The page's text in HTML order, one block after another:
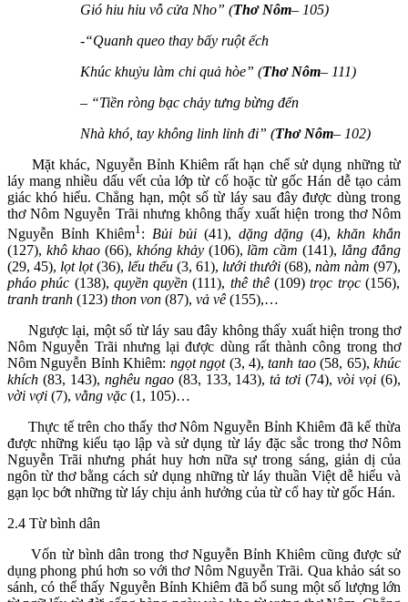
Gió hiu hiu vỗ cửa Nho” (Thơ Nôm– 105)
-“Quanh queo thay bấy ruột ếch
Khúc khuỷu làm chi quả hòe” (Thơ Nôm– 111)
– “Tiền ròng bạc chảy tưng bừng đến
Nhà khó, tay không linh lỉnh đi” (Thơ Nôm– 102)
Mặt khác, Nguyễn Bỉnh Khiêm rất hạn chế sử dụng những từ
láy mang nhiều dấu vết của lớp từ cổ hoặc từ gốc Hán dễ tạo cảm
giác khó hiểu. Chẳng hạn, một số từ láy sau đây được dùng trong
thơ Nôm Nguyễn Trãi nhưng không thấy xuất hiện trong thơ Nôm
Nguyễn Bỉnh Khiêm1 : Bủi bủi (41), dặng dặng (4),khăn khắn
(127), khô khao(66), khóng khảy(106), lầm cầm (141), lẳng đẳng
(29, 45), lọt lọt(36), lểu thểu (3, 61), lưới thưới (68), nàm nàm (97),
pháo phúc (138), quyền quyền (111), thê thê(109)trọc trọc(156),
tranh tranh (123) thon von (87), vả vê (155),…
Ngược lại, một số từ láy sau đây không thấy xuất hiện trong thơ
Nôm Nguyễn Trãi nhưng lại được dùng rất thành công trong thơ
Nôm Nguyễn Bỉnh Khiêm: ngọt ngọt(3, 4),tanh tao(58, 65), khúc
khích (83, 143), nghêu ngao(83, 133, 143), tả tơi (74),vòi vọi (6),
vời vợi (7), vằng vặc (1, 105)…
Thực tế trên cho thấy thơ Nôm Nguyễn Bỉnh Khiêm đã kế thừa
được những kiểu tạo lập và sử dụng từ láy đặc sắc trong thơ Nôm
Nguyễn Trãi nhưng phát huy hơn nữa sự trong sáng, giản dị của
ngôn từ thơ bằng cách sử dụng những từ láy thuần Việt dễ hiểu và
gạn lọc bớt những từ láy chịu ảnh hưởng của từ cổ hay từ gốc Hán.
2.4 Từ bình dân
Vốn từ bình dân trong thơ Nguyễn Bỉnh Khiêm cũng được sử
dụng phong phú hơn so với thơ Nôm Nguyễn Trãi. Qua khảo sát so
sánh, có thể thấy Nguyễn Bỉnh Khiêm đã bổ sung một số lượng lớn